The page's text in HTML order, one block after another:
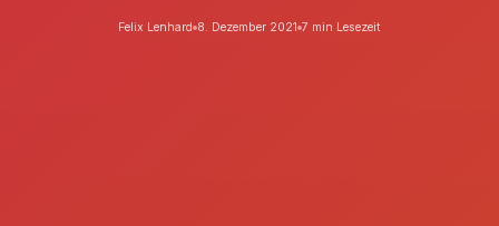
Felix Lenhard 8. Dezember 2021 7 min Lesezeit